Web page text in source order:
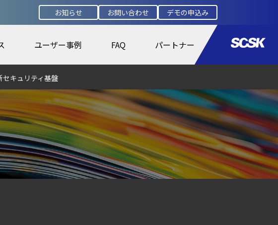
お知らせ お問い合わせ デモの申込み
ユーザー事例 FAQ パートナー
キュリティ基盤
隔離検証 ―
ムウェアを展開